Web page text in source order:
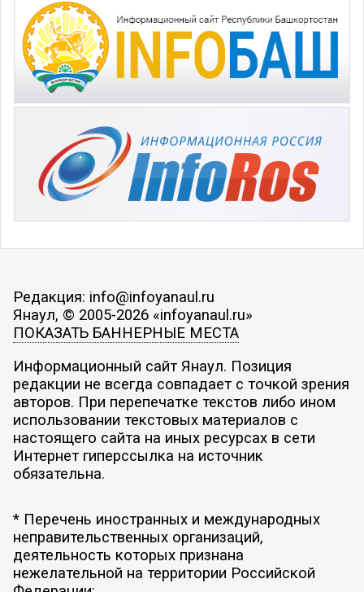
Редакция: info@infoyanaul.ru
Янаул, © 2005-2026 «infoyanaul.ru»
ПОКАЗАТЬ БАННЕРНЫЕ МЕСТА
Информационный сайт Янаул. Позиция
редакции не всегда совпадает с точкой зрения
авторов. При перепечатке текстов либо ином
использовании текстовых материалов с
настоящего сайта на иных ресурсах в сети
Интернет гиперссылка на источник
обязательна.
* Перечень иностранных и международных
неправительственных организаций,
деятельность которых признана
нежелательной на территории Российской